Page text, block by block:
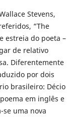
Stevens,
“The
estreia do poeta –
de relativo
Diferentemente
por dois
brasileiro: Décio
em inglês e
uma nova